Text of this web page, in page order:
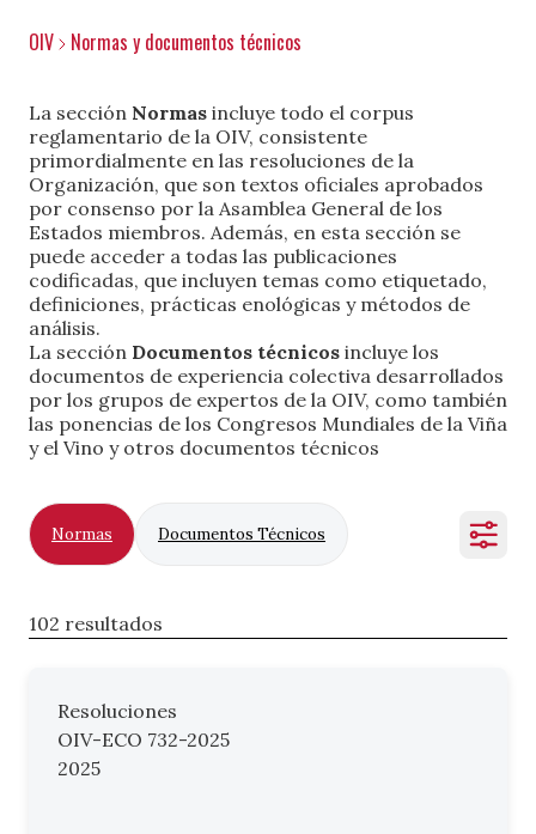
OIV Normas y documentos técnicos
La sección Normas incluye todo el corpus
reglamentario de la OIV, consistente
primordialmente en las resoluciones de la
Organización, que son textos oficiales aprobados
por consenso por la Asamblea General de los
Estados miembros. Además, en esta sección se
puede acceder a todas las publicaciones
codificadas, que incluyen temas como etiquetado,
definiciones, prácticas enológicas y métodos de
análisis.
La sección Documentos técnicos incluye los
documentos de experiencia colectiva desarrollados
por los grupos de expertos de la OIV, como también
las ponencias de los Congresos Mundiales de la Viña
y el Vino y otros documentos técnicos
Normas Documentos Técnicos
102 resultados
Resoluciones
OIV-ECO 732-2025
2025